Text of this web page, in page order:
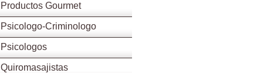
Productos Gourmet
Psicologo-Criminologo
Psicologos
Quiromasajistas